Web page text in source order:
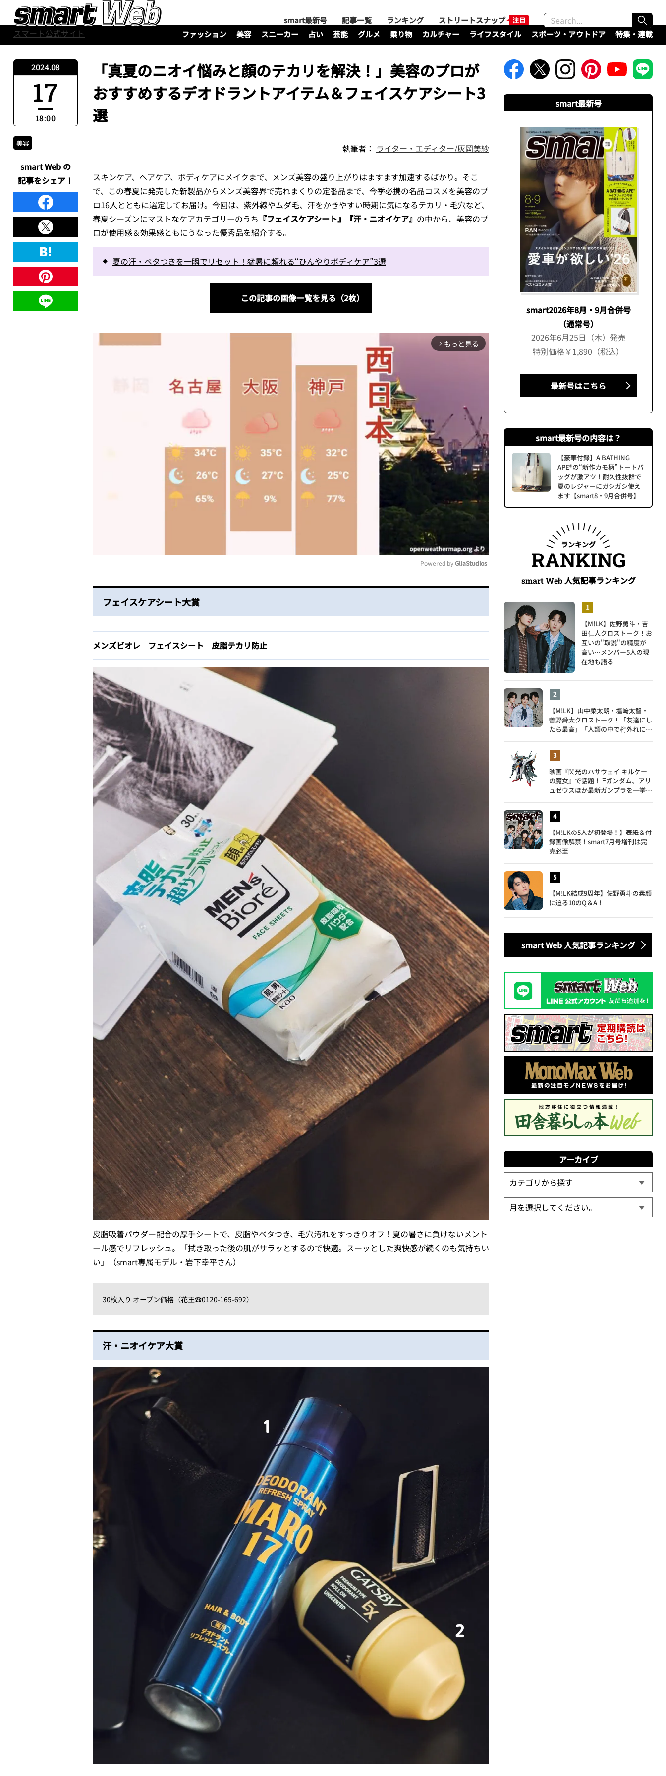
スマート公式サイト
smart最新号 記事一覧 ランキング
ストリートスナップ
ファッション
美容 スニーカー 占い 芸能 グルメ 乗り物 カルチャー ライフスタイル スポーツ・アウトドア 特集・連載
「真夏のニオイ悩みと顔のテカリを解決！」美容のプロが
おすすめするデオドラントアイテム＆フェイスケアシート3
選
執筆者： ライター・エディター/灰岡美紗
スキンケア、ヘアケア、ボディケアにメイクまで、メンズ美容の盛り上がりはますます加速するばかり。そこ
で、この春夏に発売した新製品からメンズ美容界で売れまくりの定番品まで、今季必携の名品コスメを美容のプ
ロ16人とともに選定してお届け。今回は、紫外線やムダ毛、汗をかきやすい時期に気になるテカリ・毛穴など、
春夏シーズンにマストなケアカテゴリーのうち 『フェイスケアシート』『汗・ニオイケア』 の中から、美容のプ
ロが使用感＆効果感ともにうなった優秀品を紹介する。
夏の汗・ベタつきを一瞬でリセット！猛暑に頼れる“ひんやりボディケア”3選
この記事の画像一覧を見る（2枚）
arrow_forward_ios もっと見る
Mute
Powered by GliaStudios
フェイスケアシート大賞
メンズビオレ フェイスシート 皮脂テカリ防止
皮脂吸着パウダー配合の厚手シートで、皮脂やベタつき、毛穴汚れをすっきりオフ！夏の暑さに負けないメント
ール感でリフレッシュ。「拭き取った後の肌がサラッとするので快適。スーッとした爽快感が続くのも気持ちい
い」（smart専属モデル・岩下幸平さん）
30枚入り オープン価格（花王☎0120-165-692）
汗・ニオイケア大賞
2024.08
17
18:00
美容
smart Web の
記事をシェア！
smart最新号
smart2026年8月・9月合併号
（通常号）
2026年6月25日（木）発売
特別価格￥1,890（税込）
最新号はこちら
smart最新号の内容は？
【豪華付録】A BATHING
APE®の“新作カモ柄”トートバ
ッグが激アツ！耐久性抜群で
夏のレジャーにガシガシ使え
ます【smart8・9月合併号】
ランキング
RANKING
smart Web人気記事ランキング
【M!LK】佐野勇斗・吉
田仁人クロストーク！お
互いの"取説"の精度が
高い…メンバー5人の現
在地も語る
【M!LK】山中柔太朗・塩﨑太智・
曽野舜太クロストーク！「友達にし
たら最高」「人類の中で桁外れに面
映画『閃光のハサウェイ キルケー
の魔女』で話題！ Ξガンダム、アリ
ュゼウスほか最新ガンプラを一挙紹
【M!LKの5人が初登場！】表紙＆付
録画像解禁！smart7月号増刊は完
売必至
【M!LK結成9周年】佐野勇斗の素顔
に迫る10のQ＆A！
smart Web 人気記事ランキング
アーカイブ